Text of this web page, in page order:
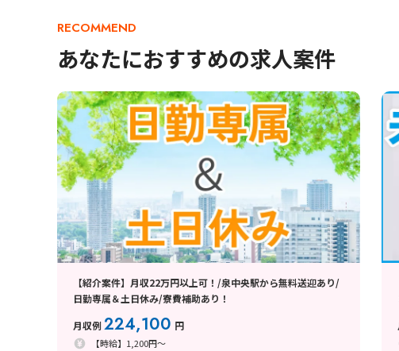
RECOMMEND
あなたにおすすめの求人案件
【紹介案件】月収22万円以上可！/泉中央駅から無料送迎あり/
日勤専属＆土日休み/寮費補助あり！
月収例224,100 円
【時給】1,200円～